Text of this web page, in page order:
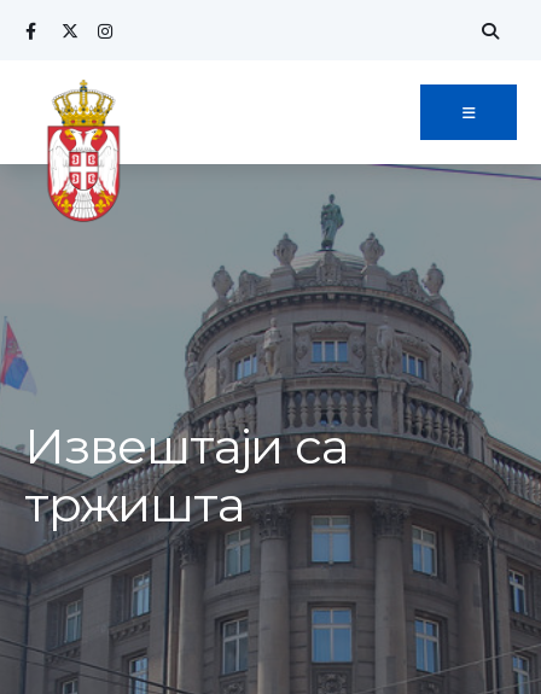
Извештаји са
тржишта